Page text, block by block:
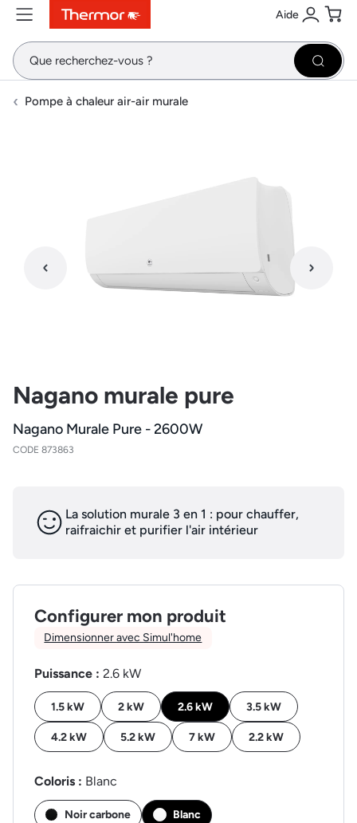
ContenuMenuRecherche Aide
Se
Pompe à chaleur air-air murale
Nagano murale pure
Nagano Murale Pure - 2600W
CODE 873863
La solution murale 3 en 1 : pour chauffer,
raifraichir et purifier l'air intérieur
Configurer mon produit
Dimensionner avec Simul'home
Puissance : 2.6 kW
1.5 kW 2 kW 2.6 kW 3.5 kW
4.2 kW 5.2 kW 7 kW 2.2 kW
Coloris : Blanc
Noir carbone Blanc